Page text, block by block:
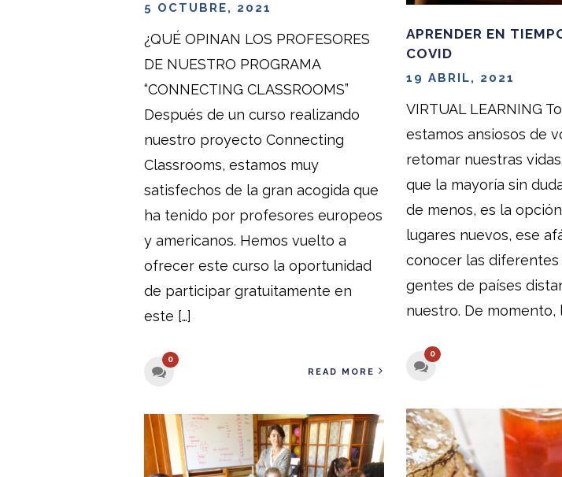
5 OCTUBRE, 2021
¿QUÉ OPINAN LOS PROFESORES
DE NUESTRO PROGRAMA
“CONNECTING CLASSROOMS”
Después de un curso realizando
nuestro proyecto Connecting
Classrooms, estamos muy
satisfechos de la gran acogida que
ha tenido por profesores europeos
y americanos. Hemos vuelto a
ofrecer este curso la oportunidad
de participar gratuitamente en
este […]
0
READ MORE
APRENDER EN
COVID
19 ABRIL, 2021
VIRTUAL LEARNING
estamos ansiosos de
retomar nuestras
que la mayoría sin
de menos, es la
lugares nuevos, ese
conocer las diferentes
gentes de países
nuestro. De momento,
0